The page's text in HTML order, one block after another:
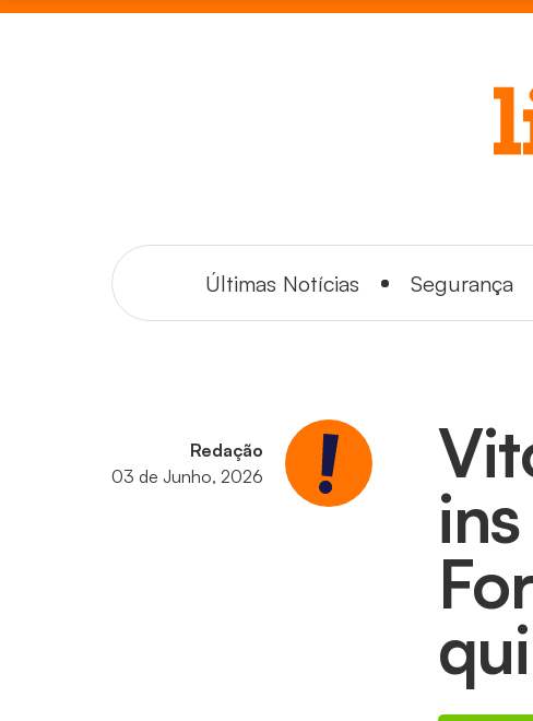
Últimas Notícias Segurança
Redação
03 de Junho, 2026